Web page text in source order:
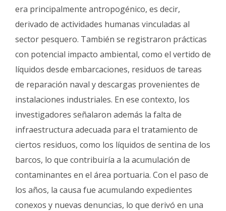
era principalmente antropogénico, es decir,
derivado de actividades humanas vinculadas al
sector pesquero. También se registraron prácticas
con potencial impacto ambiental, como el vertido de
líquidos desde embarcaciones, residuos de tareas
de reparación naval y descargas provenientes de
instalaciones industriales. En ese contexto, los
investigadores señalaron además la falta de
infraestructura adecuada para el tratamiento de
ciertos residuos, como los líquidos de sentina de los
barcos, lo que contribuiría a la acumulación de
contaminantes en el área portuaria. Con el paso de
los años, la causa fue acumulando expedientes
conexos y nuevas denuncias, lo que derivó en una